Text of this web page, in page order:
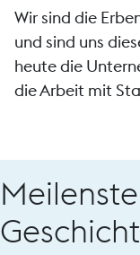
Wir sind die
und sind uns
heute die
die Arbeit mit